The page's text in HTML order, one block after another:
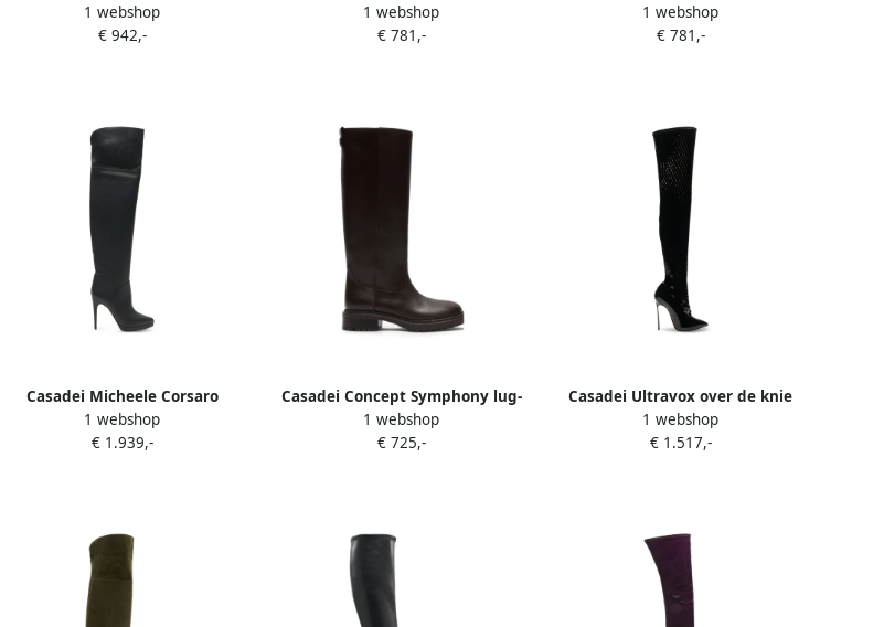
knee boots Zwart
1 webshop
€ 942,-
ankle boots Zwart
1 webshop
€ 781,-
boots Bruin
1 webshop
€ 781,-
Casadei Micheele Corsaro
overknee laarzen Zwart
1 webshop
€ 1.939,-
Casadei Concept Symphony lug-
sole boots Bruin
1 webshop
€ 725,-
Casadei Ultravox over de knie
laarzen Zwart
1 webshop
€ 1.517,-